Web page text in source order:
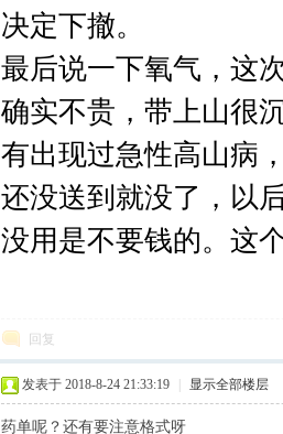
决定下撤。
最后说一下氧气，这
确实不贵，带上山很
有出现过急性高山病
还没送到就没了，以
没用是不要钱的。这
回复
发表于 2018-8-24 21:33:19 显示全部楼层
药单呢？还有要注意格式呀